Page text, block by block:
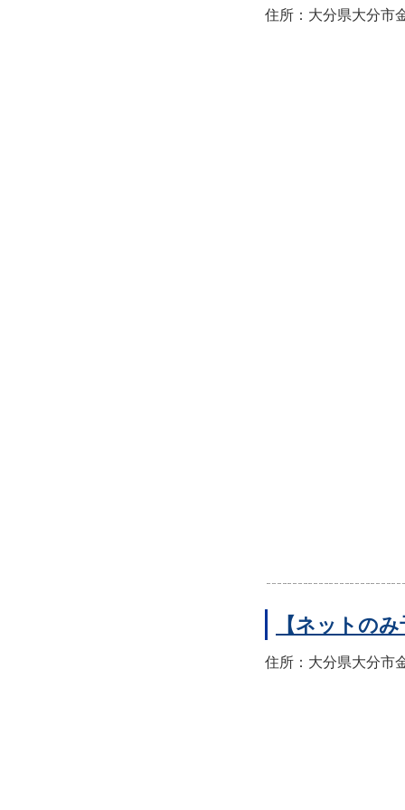
住所：大分県大分市
【ネットの
住所：大分県大分市